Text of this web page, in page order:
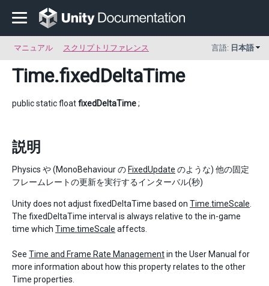
マニュアル スクリプトリファレンス 言語: 日本語
Time.fixedDeltaTime
public static floatfixedDeltaTime;
説明
Physics や (MonoBehaviour の FixedUpdate のような) 他の固定
フレームレートの更新を実行するインターバル(秒)
Unity does not adjust fixedDeltaTime based on Time.timeScale
The fixedDeltaTime interval is always relative to the in-game
time which Time.timeScale affects.
See Time and Frame Rate Managementin the User Manual for
more information about how this property relates to the other
Time properties.